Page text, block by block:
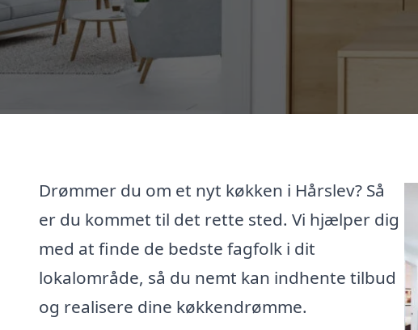
Drømmer du om et nyt køkken i Hårslev? Så
er du kommet til det rette sted. Vi hjælper dig
med at finde de bedste fagfolk i dit
lokalområde, så du nemt kan indhente tilbud
og realisere dine køkkendrømme.